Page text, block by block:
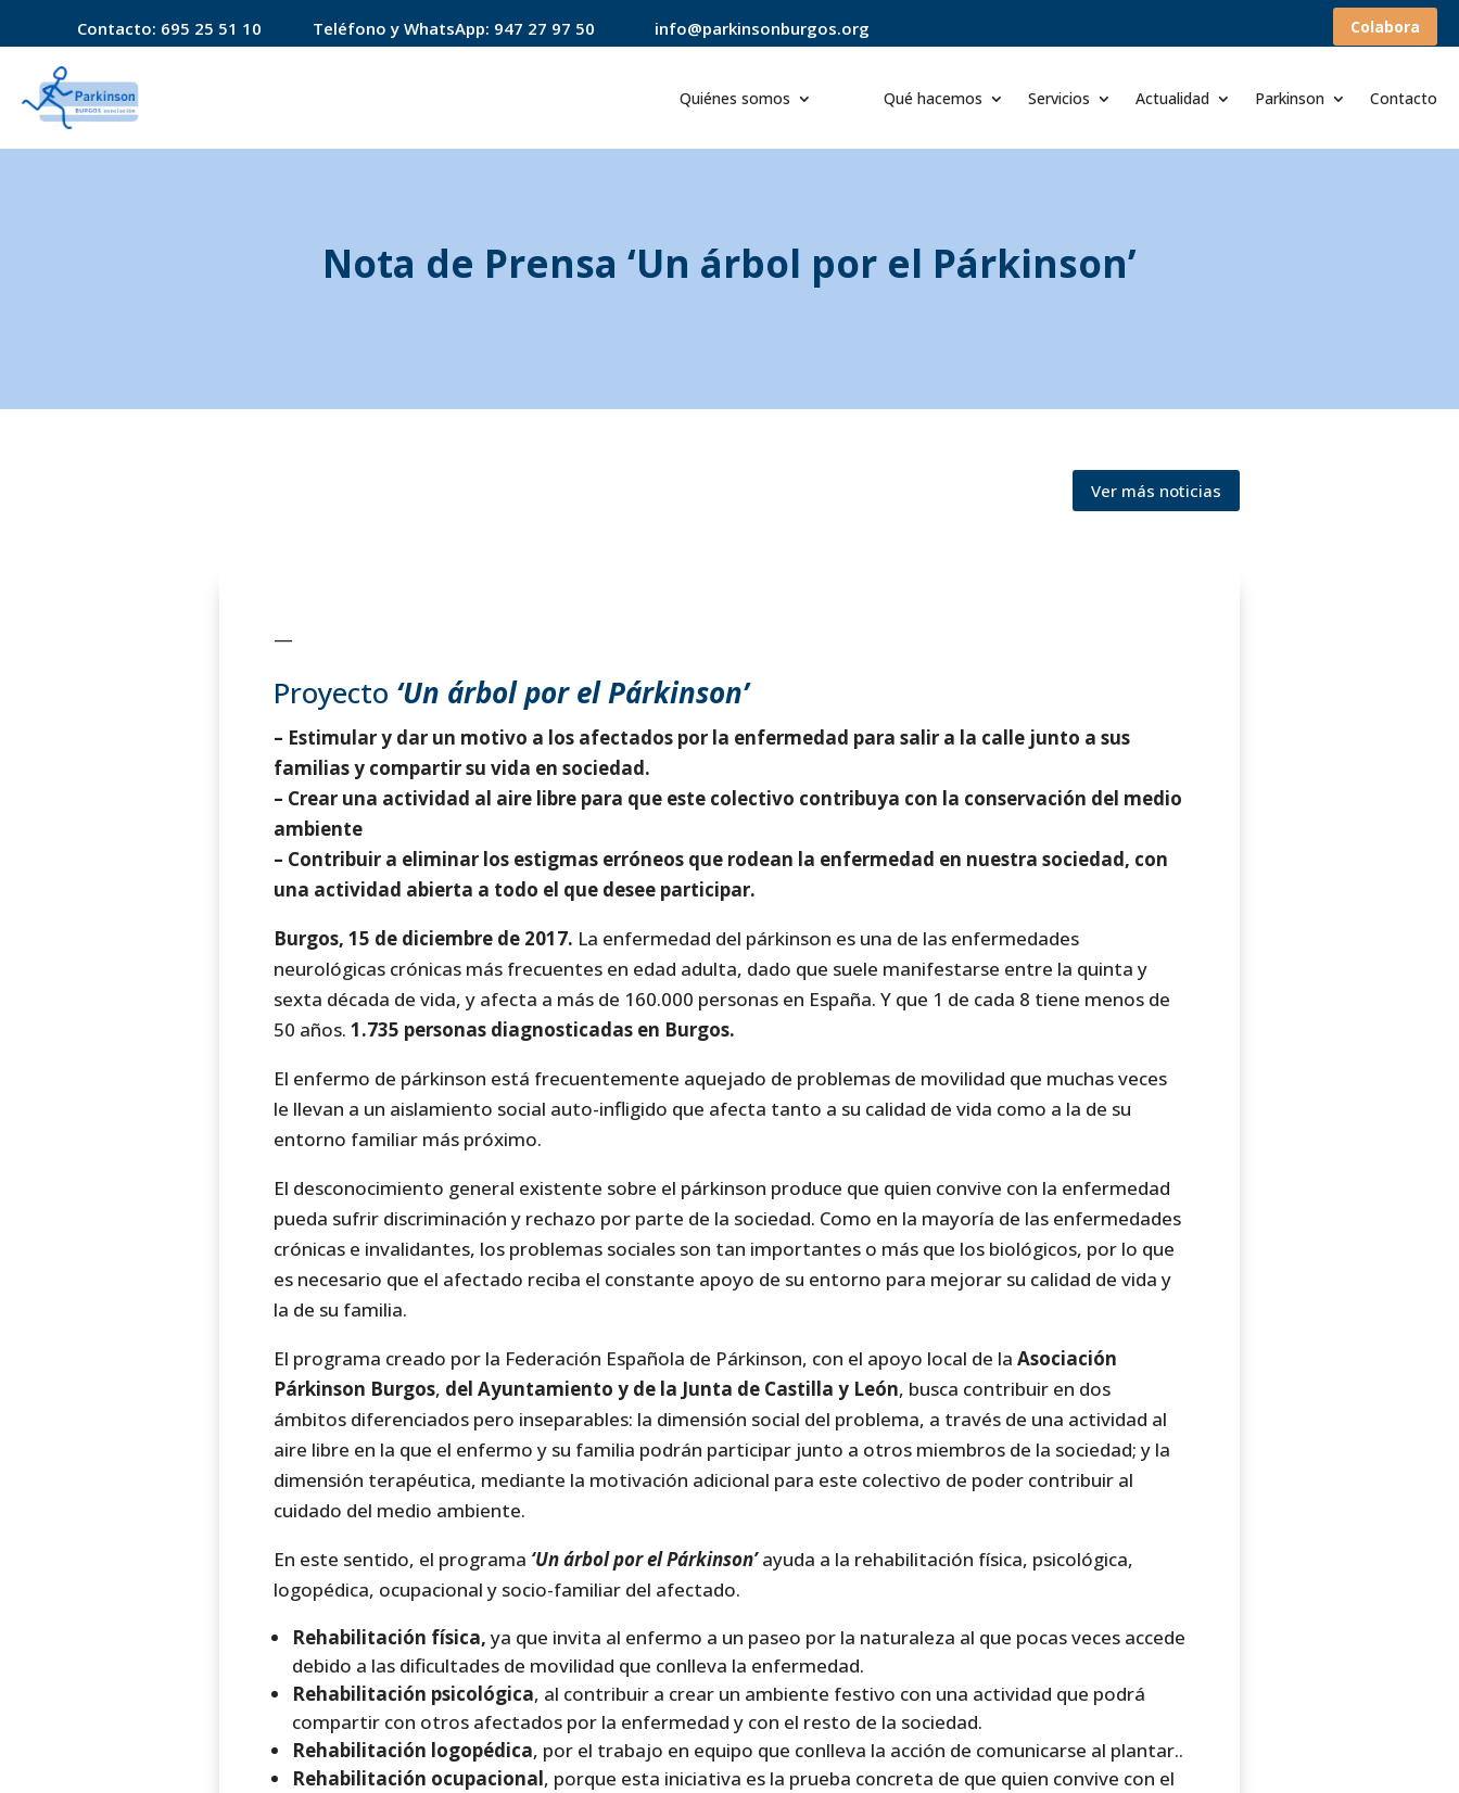
Contacto: 695 25 51 10 Teléfono y WhatsApp: 947 27 97 50 info@parkinsonburgos.org Colabora
Quiénes somos Qué hacemos Servicios Actualidad Parkinson Contacto
Nota de Prensa ‘Un árbol por el Párkinson’
Ver más noticias
—
Proyecto ‘Un árbol por el Párkinson’
– Estimular y dar un motivo a los afectados por la enfermedad para salir a la calle junto a sus
familias y compartir su vida en sociedad.
– Crear una actividad al aire libre para que este colectivo contribuya con la conservación del medio
ambiente
– Contribuir a eliminar los estigmas erróneos que rodean la enfermedad en nuestra sociedad, con
una actividad abierta a todo el que desee participar.
Burgos, 15 de diciembre de 2017. La enfermedad del párkinson es una de las enfermedades
neurológicas crónicas más frecuentes en edad adulta, dado que suele manifestarse entre la quinta y
sexta década de vida, y afecta a más de 160.000 personas en España. Y que 1 de cada 8 tiene menos de
50 años. 1.735 personas diagnosticadas en Burgos.
El enfermo de párkinson está frecuentemente aquejado de problemas de movilidad que muchas veces
le llevan a un aislamiento social auto-infligido que afecta tanto a su calidad de vida como a la de su
entorno familiar más próximo.
El desconocimiento general existente sobre el párkinson produce que quien convive con la enfermedad
pueda sufrir discriminación y rechazo por parte de la sociedad. Como en la mayoría de las enfermedades
crónicas e invalidantes, los problemas sociales son tan importantes o más que los biológicos, por lo que
es necesario que el afectado reciba el constante apoyo de su entorno para mejorar su calidad de vida y
la de su familia.
El programa creado por la Federación Española de Párkinson, con el apoyo local de la Asociación
Párkinson Burgos, del Ayuntamiento y de la Junta de Castilla y León, busca contribuir en dos
ámbitos diferenciados pero inseparables: la dimensión social del problema, a través de una actividad al
aire libre en la que el enfermo y su familia podrán participar junto a otros miembros de la sociedad; y la
dimensión terapéutica, mediante la motivación adicional para este colectivo de poder contribuir al
cuidado del medio ambiente.
En este sentido, el programa ‘Un árbol por el Párkinson’ayuda a la rehabilitación física, psicológica,
logopédica, ocupacional y socio-familiar del afectado.
Rehabilitación física, ya que invita al enfermo a un paseo por la naturaleza al que pocas veces accede
debido a las dificultades de movilidad que conlleva la enfermedad.
Rehabilitación psicológica, al contribuir a crear un ambiente festivo con una actividad que podrá
compartir con otros afectados por la enfermedad y con el resto de la sociedad.
Rehabilitación logopédica, por el trabajo en equipo que conlleva la acción de comunicarse al plantar..
Rehabilitación ocupacional, porque esta iniciativa es la prueba concreta de que quien convive con el